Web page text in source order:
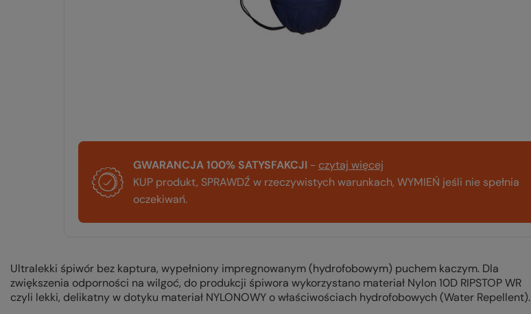
GWARANCJA 100% SATYSFAKCJI - czytaj więcej
KUP produkt, SPRAWDŹ w rzeczywistych warunkach, WYMIEŃ jeśli nie spełnia
oczekiwań.
Ultralekki śpiwór bez kaptura, wypełniony impregnowanym (hydrofobowym) puchem kaczym. Dla
zwiększenia odporności na wilgoć, do produkcji śpiwora wykorzystano materiał Nylon 10D RIPSTOP WR
czyli lekki, delikatny w dotyku materiał NYLONOWY o właściwościach hydrofobowych (Water Repellent).